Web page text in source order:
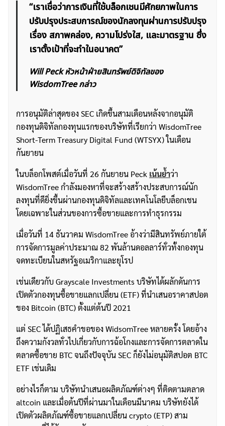
“เราเชื่อว่าการเงินที่ใช้บล็อกเชนมีศักยภาพในการ
ปรับปรุงประสบการณ์ของนักลงทุนผ่านการปรับปรุง
เรื่อง สภาพคล่อง, ความโปร่งใส, และมาตรฐาน ซึ่ง
เราตั้งเป้าที่จะทำในอนาคต”
Will Peck หัวหน้าฝ่ายสินทรัพย์ดิจิทัลของ
WisdomTree กล่าว
การอนุมัติล่าสุดของ SEC เกิดขึ้นสามเดือนหลังจากอนุมัติ
กองทุนดิจิทัลกองทุนแรกของบริษัทที่เรียกว่า WisdomTree
Short-Term Treasury Digital Fund (WTSYX) ในเดือน
กันยายน
ในบล็อกโพสต์เมื่อวันที่ 26 กันยายน Peck เน้นย้ำว่า
WisdomTree กำลังมองหาที่จะสร้างสร้างประสบการณ์นัก
ลงทุนที่ดียิ่งขึ้นผ่านกองทุนดิจิทัลและเทคโนโลยีบล็อกเชน
โดยเฉพาะในส่วนของการซื้อขายและการทำธุรกรรม
เมื่อวันที่ 14 ธันวาคม WisdomTree อ้างว่ามีสินทรัพย์ภายใต้
การจัดการมูลค่าประมาณ 82 พันล้านดอลลาร์ทั่วทั้งกองทุน
จดทะเบียนในสหรัฐอเมริกาและยุโรป
เช่นเดียวกับ Grayscale Investments บริษัทได้ผลักดันการ
เปิดตัวกองทุนซื้อขายแลกเปลี่ยน (ETF) ที่นำเสนอราคาสปอต
ของ Bitcoin (BTC) ตั้งแต่ต้นปี 2021
แต่ SEC ได้ปฏิเสธคำขอของ WidsomTree หลายครั้ง โดยอ้าง
ถึงความกังวลทั่วไปเกี่ยวกับการฉ้อโกงและการจัดการตลาดใน
ตลาดซื้อขาย BTC จนถึงปัจจุบัน SEC ก็ยังไม่อนุมัติสปอต BTC
ETF เช่นเดิม
อย่างไรก็ตาม บริษัทนำเสนอผลิตภัณฑ์ต่างๆ ที่ติดตามตลาด
altcoin และเมื่อต้นปีที่ผ่านมาในเดือนมีนาคม บริษัทยังได้
เปิดตัวผลิตภัณฑ์ซื้อขายแลกเปลี่ยน crypto (ETP) สาม